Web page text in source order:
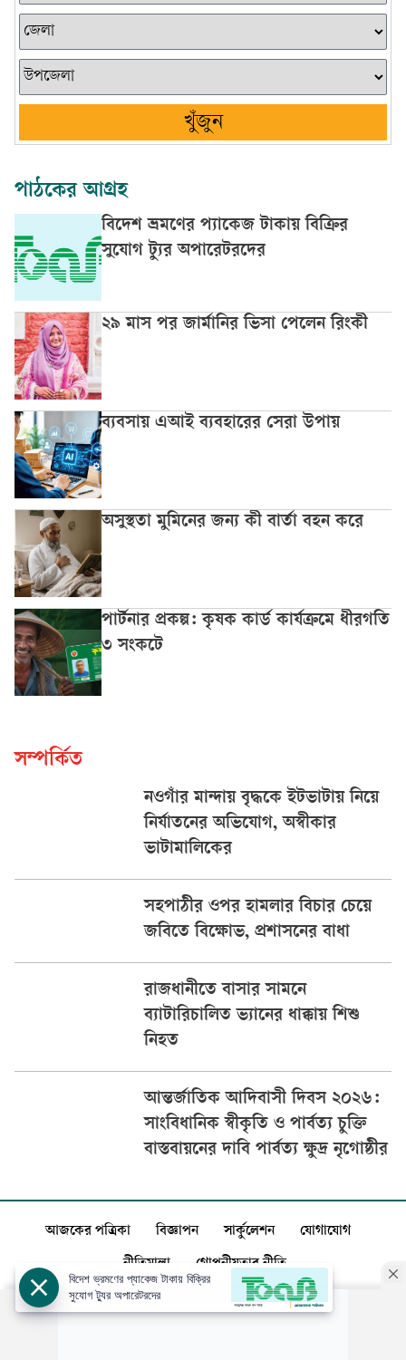
খুঁজুন
পাঠকের আগ্রহ
বিদেশ ভ্রমণের প্যাকেজ টাকায় বিক্রির
সুযোগ ট্যুর অপারেটরদের
২৯ মাস পর জার্মানির ভিসা পেলেন রিংকী
ব্যবসায় এআই ব্যবহারের সেরা উপায়
অসুস্থতা মুমিনের জন্য কী বার্তা বহন করে
পার্টনার প্রকল্প: কৃষক কার্ড কার্যক্রমে ধীরগতি
৩ সংকটে
সম্পর্কিত
নওগাঁর মান্দায় বৃদ্ধকে ইটভাটায় নিয়ে
নির্যাতনের অভিযোগ, অস্বীকার
ভাটামালিকের
সহপাঠীর ওপর হামলার বিচার চেয়ে
জবিতে বিক্ষোভ, প্রশাসনের বাধা
রাজধানীতে বাসার সামনে
ব্যাটারিচালিত ভ্যানের ধাক্কায় শিশু
নিহত
আন্তর্জাতিক আদিবাসী দিবস ২০২৬:
সাংবিধানিক স্বীকৃতি ও পার্বত্য চুক্তি
বাস্তবায়নের দাবি পার্বত্য ক্ষুদ্র নৃগোষ্ঠীর
আজকের পত্রিকা বিজ্ঞাপন সার্কুলেশন যোগাযোগ
নীতিমালা গোপনীয়তার নীতি
বিদেশ ভ্রমণের প্যাকেজ টাকায় বিক্রির
সুযোগ ট্যুর অপারেটরদের